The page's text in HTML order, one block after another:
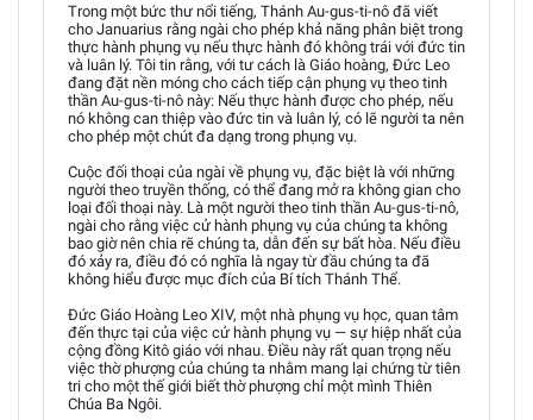
Trong một bức thư nổi tiếng, Thánh Au-gus-ti-nô đã viết
cho Januarius rằng ngài cho phép khả năng phân biệt trong
thực hành phụng vụ nếu thực hành đó không trái với đức tin
và luân lý. Tôi tin rằng, với tư cách là Giáo hoàng, Đức Leo
đang đặt nền móng cho cách tiếp cận phụng vụ theo tinh
thần Au-gus-ti-nô này: Nếu thực hành được cho phép, nếu
nó không can thiệp vào đức tin và luân lý, có lẽ người ta nên
cho phép một chút đa dạng trong phụng vụ.
Cuộc đối thoại của ngài về phụng vụ, đặc biệt là với những
người theo truyền thống, có thể đang mở ra không gian cho
loại đối thoại này. Là một người theo tinh thần Au-gus-ti-nô,
ngài cho rằng việc cử hành phụng vụ của chúng ta không
bao giờ nên chia rẽ chúng ta, dẫn đến sự bất hòa. Nếu điều
đó xảy ra, điều đó có nghĩa là ngay từ đầu chúng ta đã
không hiểu được mục đích của Bí tích Thánh Thể.
Đức Giáo Hoàng Leo XIV, một nhà phụng vụ học, quan tâm
đến thực tại của việc cử hành phụng vụ — sự hiệp nhất của
cộng đồng Kitô giáo với nhau. Điều này rất quan trọng nếu
việc thờ phượng của chúng ta nhằm mang lại chứng từ tiên
tri cho một thế giới biết thờ phượng chỉ một mình Thiên
Chúa Ba Ngôi.